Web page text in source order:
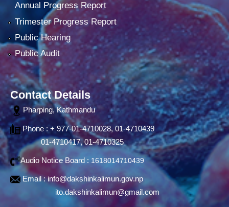
Annual Progress Report
Trimester Progress Report
Public Hearing
Public Audit
Contact Details
Pharping, Kathmandu
Phone : + 977-01-4710028, 01-4710439
01-4710417, 01-4710325
Audio Notice Board : 1618014710439
Email :info@dakshinkalimun.gov.np
ito.dakshinkalimun@gmail.com